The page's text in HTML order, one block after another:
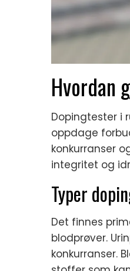
Hvordan
Dopingtester i
oppdage
konkurranser
integritet og
Typer
Det finnes
blodprøver.
konkurranser.